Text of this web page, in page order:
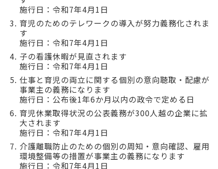
施行日：令和7年4月1日
育児のためのテレワークの導入が努力義務化されま
す
施行日：令和7年4月1日
子の看護休暇が見直されます
施行日：令和7年4月1日
仕事と育児の両立に関する個別の意向聴取・配慮が
事業主の義務になります
施行日：公布後1年6か月以内の政令で定める日
育児休業取得状況の公表義務が300人越の企業に拡
大されます
施行日：令和7年4月1日
介護離職防止のための個別の周知・意向確認、雇用
環境整備等の措置が事業主の義務になります
施行日：令和7年4月1日